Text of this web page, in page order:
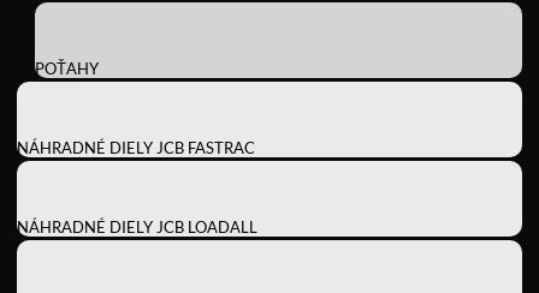
POŤAHY
NÁHRADNÉ DIELY JCB FASTRAC
NÁHRADNÉ DIELY JCB LOADALL